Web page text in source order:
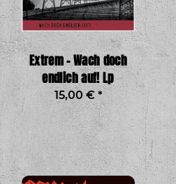
Extrem - Wach doch
endlich auf! Lp
15,00 € *